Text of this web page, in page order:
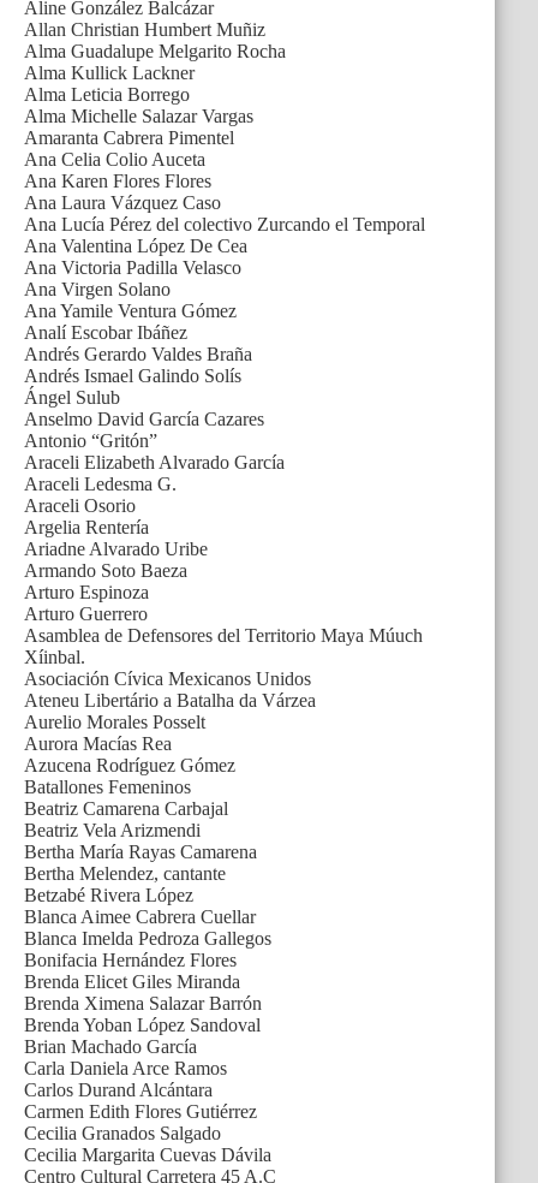
Aline González Balcázar
Allan Christian Humbert Muñiz
Alma Guadalupe Melgarito Rocha
Alma Kullick Lackner
Alma Leticia Borrego
Alma Michelle Salazar Vargas
Amaranta Cabrera Pimentel
Ana Celia Colio Auceta
Ana Karen Flores Flores
Ana Laura Vázquez Caso
Ana Lucía Pérez del colectivo Zurcando el Temporal
Ana Valentina López De Cea
Ana Victoria Padilla Velasco
Ana Virgen Solano
Ana Yamile Ventura Gómez
Analí Escobar Ibáñez
Andrés Gerardo Valdes Braña
Andrés Ismael Galindo Solís
Ángel Sulub
Anselmo David García Cazares
Antonio “Gritón”
Araceli Elizabeth Alvarado García
Araceli Ledesma G.
Araceli Osorio
Argelia Rentería
Ariadne Alvarado Uribe
Armando Soto Baeza
Arturo Espinoza
Arturo Guerrero
Asamblea de Defensores del Territorio Maya Múuch
Xíinbal.
Asociación Cívica Mexicanos Unidos
Ateneu Libertário a Batalha da Várzea
Aurelio Morales Posselt
Aurora Macías Rea
Azucena Rodríguez Gómez
Batallones Femeninos
Beatriz Camarena Carbajal
Beatriz Vela Arizmendi
Bertha María Rayas Camarena
Bertha Melendez, cantante
Betzabé Rivera López
Blanca Aimee Cabrera Cuellar
Blanca Imelda Pedroza Gallegos
Bonifacia Hernández Flores
Brenda Elicet Giles Miranda
Brenda Ximena Salazar Barrón
Brenda Yoban López Sandoval
Brian Machado García
Carla Daniela Arce Ramos
Carlos Durand Alcántara
Carmen Edith Flores Gutiérrez
Cecilia Granados Salgado
Cecilia Margarita Cuevas Dávila
Centro Cultural Carretera 45 A.C